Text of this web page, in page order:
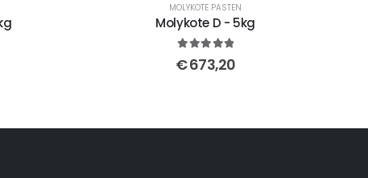
MOLYKOTE PASTEN
Molykote D - 5kg
out of 5
€673,20